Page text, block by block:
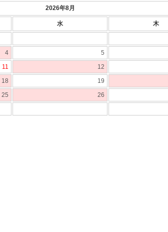
2026年8月
水 木
4 5
11 12
18 19
25 26